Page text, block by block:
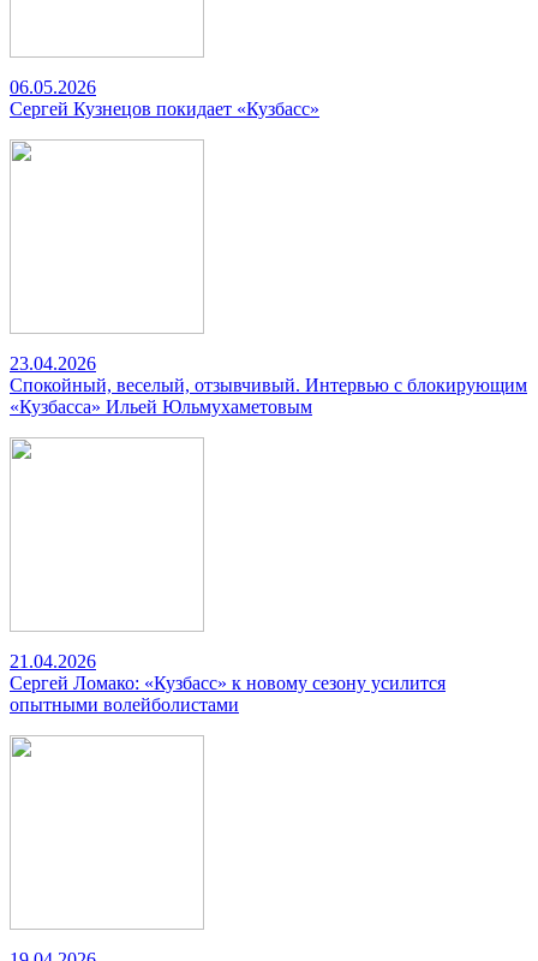
06.05.2026
Сергей Кузнецов покидает «Кузбасс»
23.04.2026
Спокойный, веселый, отзывчивый. Интервью с блокирующим
«Кузбасса» Ильей Юльмухаметовым
21.04.2026
Сергей Ломако: «Кузбасс» к новому сезону усилится
опытными волейболистами